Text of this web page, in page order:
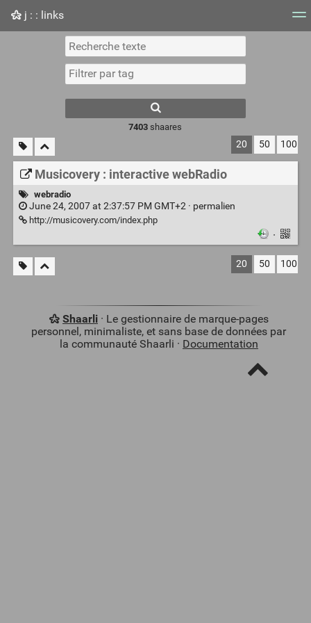
j : : links
Nuage de tags Mur d'images
7403 shaares
20 50 100
Musicovery : interactive webRadio
webradio
June 24, 2007 at 2:37:57 PM GMT+2 · permalien
http://musicovery.com/index.php
·
20 50 100
Shaarli· Le gestionnaire de marque-pages
personnel, minimaliste, et sans base de données par
la communauté Shaarli · Documentation